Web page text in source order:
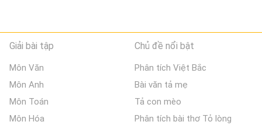
Giải bài tập
Môn Văn
Môn Anh
Môn Toán
Môn Hóa
Chủ đề nổi bật
Phân tích Việt Bắc
Bài văn tả mẹ
Tả con mèo
Phân tích bài thơ Tỏ lòng